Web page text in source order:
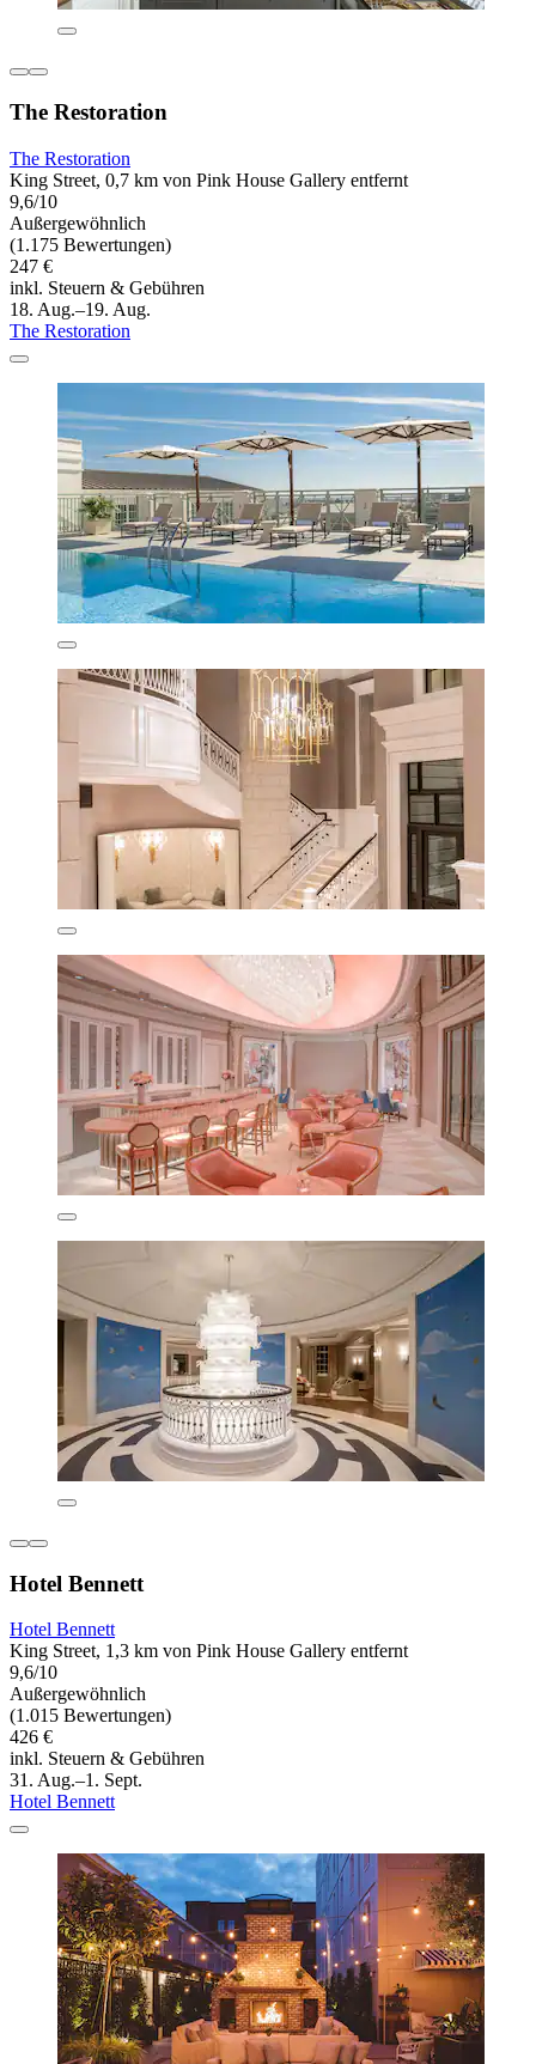
The Restoration
The Restoration
King Street, 0,7 km von Pink House Gallery entfernt
9,6/10
Außergewöhnlich
(1.175 Bewertungen)
247 €
inkl. Steuern & Gebühren
18. Aug.–19. Aug.
The Restoration
Hotel Bennett
Hotel Bennett
King Street, 1,3 km von Pink House Gallery entfernt
9,6/10
Außergewöhnlich
(1.015 Bewertungen)
426 €
inkl. Steuern & Gebühren
31. Aug.–1. Sept.
Hotel Bennett